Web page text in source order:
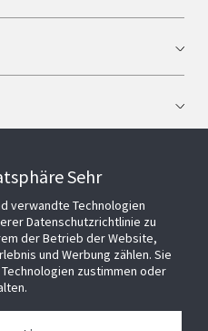
Sehr
verwandte Technologien
Datenschutzrichtlinie zu
der Betrieb der Website,
und Werbung zählen. Sie
zustimmen oder